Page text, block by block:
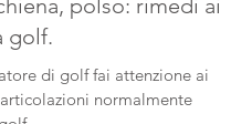
polso: rimedi ai
golf.